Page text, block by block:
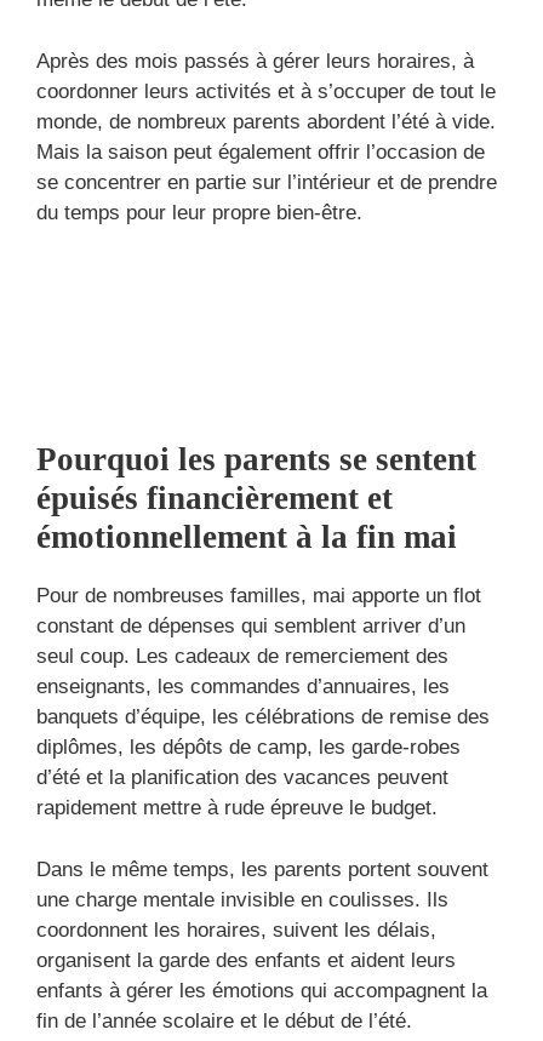
Après des mois passés à gérer leurs horaires, à
coordonner leurs activités et à s’occuper de tout le
monde, de nombreux parents abordent l’été à vide.
Mais la saison peut également offrir l’occasion de
se concentrer en partie sur l’intérieur et de prendre
du temps pour leur propre bien-être.
Pourquoi les parents se sentent
épuisés financièrement et
émotionnellement à la fin mai
Pour de nombreuses familles, mai apporte un flot
constant de dépenses qui semblent arriver d’un
seul coup. Les cadeaux de remerciement des
enseignants, les commandes d’annuaires, les
banquets d’équipe, les célébrations de remise des
diplômes, les dépôts de camp, les garde-robes
d’été et la planification des vacances peuvent
rapidement mettre à rude épreuve le budget.
Dans le même temps, les parents portent souvent
une charge mentale invisible en coulisses. Ils
coordonnent les horaires, suivent les délais,
organisent la garde des enfants et aident leurs
enfants à gérer les émotions qui accompagnent la
fin de l’année scolaire et le début de l’été.